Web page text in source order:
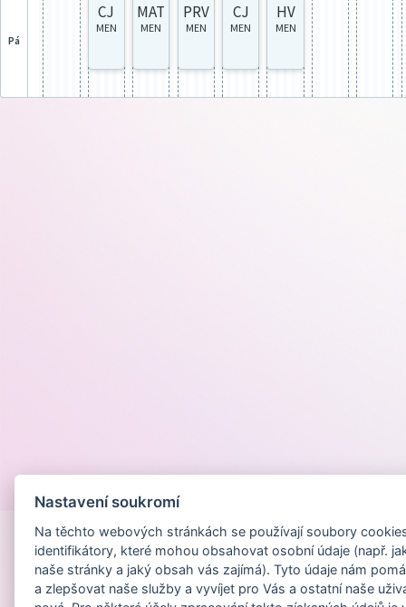
pá
CJ
MEN
MAT
MEN
PRV
MEN
CJ
MEN
HV
MEN
Nastavení soukromí
Na těchto webových stránkách se používají soubory
identifikátory, které mohou obsahovat osobní údaje (např.
naše stránky a jaký obsah vás zajímá). Tyto údaje nám
a zlepšovat naše služby a vyvíjet pro Vás a ostatní naše